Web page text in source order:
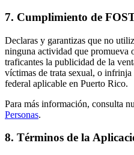
7. Cumplimiento de
Declaras y garantizas que no
ninguna actividad que promueva
traficantes la publicidad de la
víctimas de trata sexual, o
federal aplicable en Puerto Rico.
Para más información, consulta
Personas.
8. Términos de la